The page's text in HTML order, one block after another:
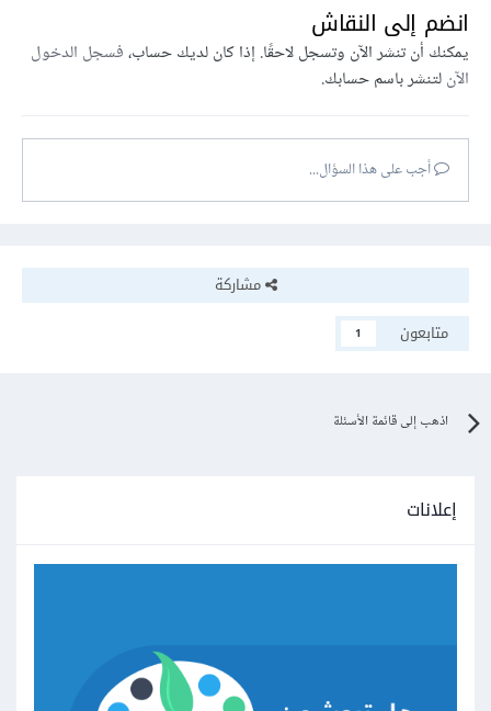
انضم إلى النقاش
يمكنك أن تنشر الآن وتسجل لاحقًا. إذا كان لديك حساب،فسجل الدخول
الآنلتنشر باسم حسابك.
أجب على هذا السؤال...
مشاركة
متابعون
1
اذهب إلى قائمة الأسئلة
إعلانات